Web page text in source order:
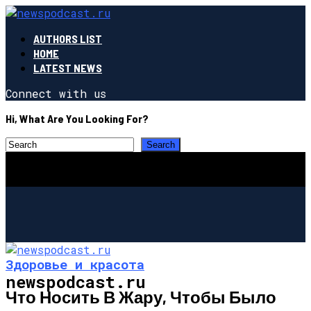
AUTHORS LIST
HOME
LATEST NEWS
Connect with us
Hi, What Are You Looking For?
newspodcast.ru
Здоровье и красота
Что Носить В Жару, Чтобы Было